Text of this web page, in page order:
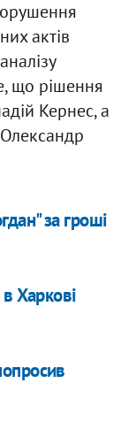
актів
що рішення
Кернес, а
за гроші
Харкові